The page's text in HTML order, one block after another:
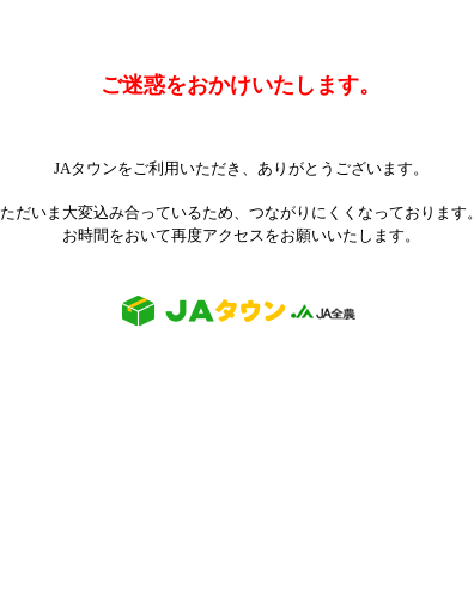
ご迷惑をおかけいたします。
JAタウンをご利用いただき、ありがとうございます。
ただいま大変込み合っているため、つながりにくくなっております。
お時間をおいて再度アクセスをお願いいたします。